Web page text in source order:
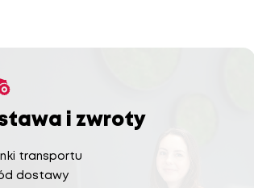
i zwroty
transportu
dostawy